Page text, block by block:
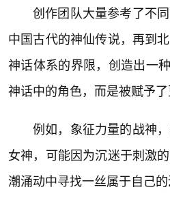
创作团队大量参考了不
中国古代的神仙传说，再到
神话体系的界限，创造出一
神话中的角色，而是被赋予了
例如，象征力量的战神
女神，可能因为沉迷于刺激
潮涌动中寻找一丝属于自己的